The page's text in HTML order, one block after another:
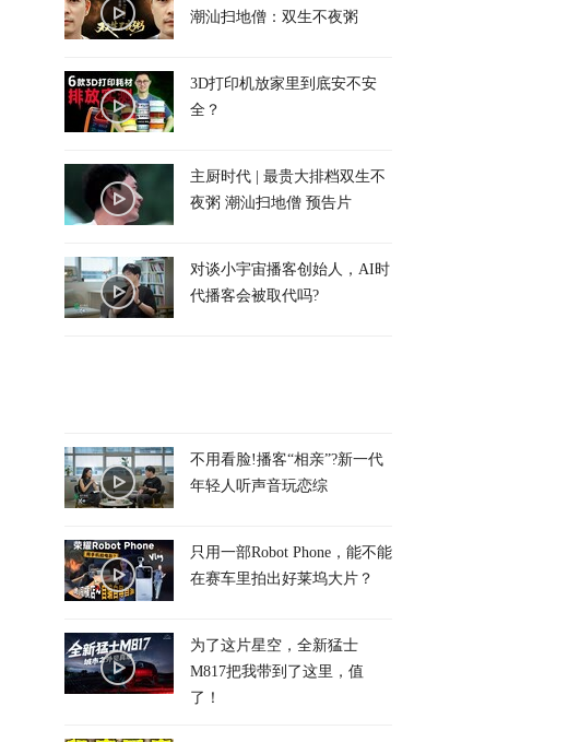
潮汕扫地僧：双生不夜粥
3D打印机放家里到底安不安
全？
主厨时代 | 最贵大排档双生不
夜粥 潮汕扫地僧 预告片
对谈小宇宙播客创始人，AI时
代播客会被取代吗?
不用看脸!播客“相亲”?新一代
年轻人听声音玩恋综
只用一部Robot Phone，能不能
在赛车里拍出好莱坞大片？
为了这片星空，全新猛士
M817把我带到了这里，值
了！